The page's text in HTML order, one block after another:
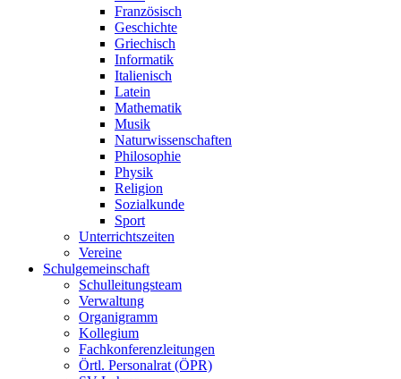
Französisch
Geschichte
Griechisch
Informatik
Italienisch
Latein
Mathematik
Musik
Naturwissenschaften
Philosophie
Physik
Religion
Sozialkunde
Sport
Unterrichtszeiten
Vereine
Schulgemeinschaft
Schulleitungsteam
Verwaltung
Organigramm
Kollegium
Fachkonferenzleitungen
Örtl. Personalrat (ÖPR)